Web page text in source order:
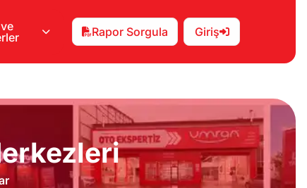
Rapor Sorgula Giriş